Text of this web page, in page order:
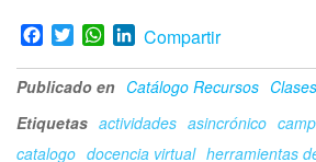
F
c
e
b
o
T
i
t
t
W
a
t
s
L
n
k
e
d
Compartir
Publicado en Catálogo Recursos
Etiquetas actividades asincrónico
catalogo docencia virtual herramientas